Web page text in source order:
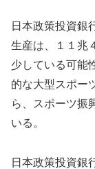
日本政策投資銀
生産は、１１兆
少している可能
的な大型スポー
ら、スポーツ振
いる。
日本政策投資銀